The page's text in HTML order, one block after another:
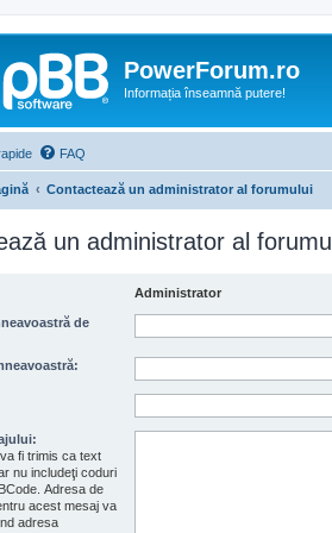
PowerForum.ro
Informația înseamnă putere!
FAQ
Contactează un administrator al forumului
un administrator al
Administrator
de
fi trimis ca text
nu includeţi coduri
Adresa de
acest mesaj va
adresa